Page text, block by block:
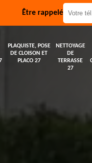
Être rappelé
PLAQUISTE, POSE
DE CLOISON ET
PLACO 27
NETTOYAGE
DE
TERRASSE
27